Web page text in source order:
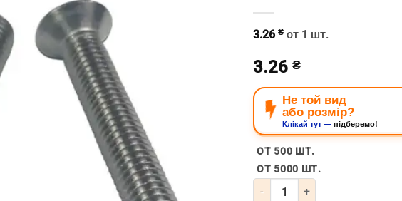
3.26 ₴ от 1 шт.
3.26 ₴
Не той вид
або розмір?
Клікай тут — підберемо!
нержавеющий болт 5мм
ОТ 500 ШТ.
ОТ 5000 ШТ.
Количество товара Винт